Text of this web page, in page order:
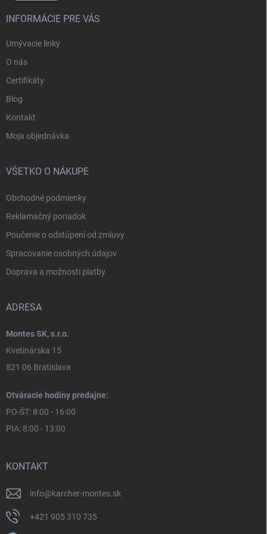
INFORMÁCIE PRE VÁS
Umývacie linky
O nás
Certifikáty
Blog
Kontakt
Moja objednávka
VŠETKO O NÁKUPE
Obchodné podmienky
Reklamačný poriadok
Poučenie o odstúpení od zmluvy
Spracovanie osobných údajov
Doprava a možnosti platby
ADRESA
Montes SK, s.r.o.
Kvetinárska 15
821 06 Bratislava
Otváracie hodiny predajne:
PO-ŠT: 8:00 - 16:00
PIA: 8:00 - 13:00
KONTAKT
info@karcher-montes.sk
+421 905 310 735